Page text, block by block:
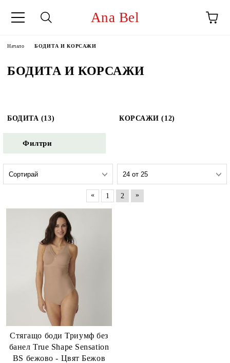
Ana Bel
Начало БОДИТА И КОРСАЖИ
БОДИТА И КОРСАЖИ
БОДИТА (13) КОРСАЖИ (12)
Филтри
« 1 2 »
Стягащо боди Триумф без
банел True Shape Sensation
BS бежово - Цвят Бежов